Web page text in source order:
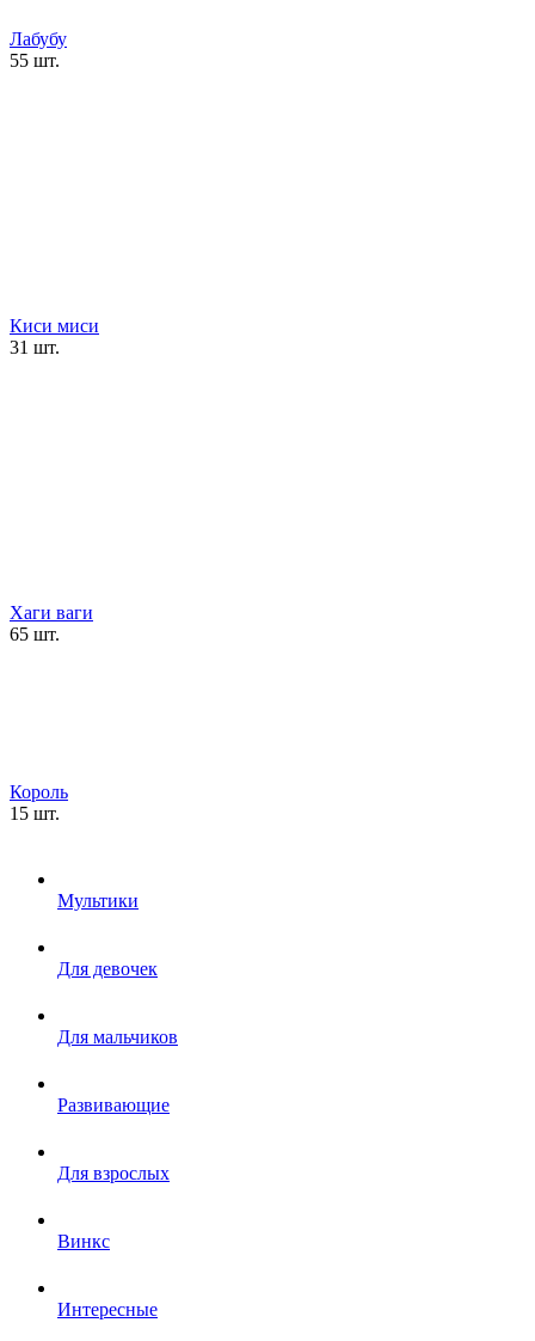
Лабубу
55 шт.
Киси миси
31 шт.
Хаги ваги
65 шт.
Король
15 шт.
Мультики
Для девочек
Для мальчиков
Развивающие
Для взрослых
Винкс
Интересные